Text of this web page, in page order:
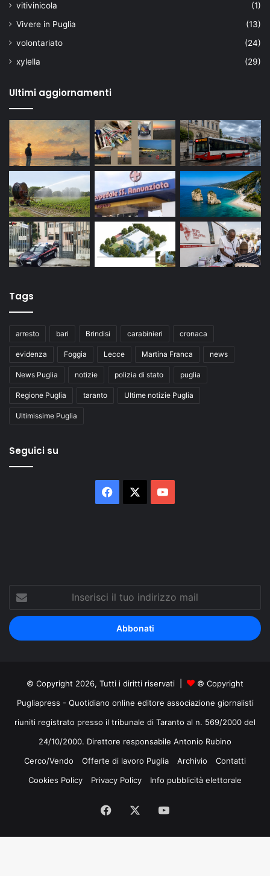
vitivinicola
(1)
Vivere in Puglia
(13)
volontariato
(24)
xylella
(29)
Ultimi aggiornamenti
Tags
arresto bari Brindisi carabinieri cronaca
evidenza Foggia Lecce Martina Franca news
News Puglia notizie polizia di stato puglia
Regione Puglia taranto Ultime notizie Puglia
Ultimissime Puglia
Seguici su
Facebook
tuo
indirizzo
mail
© Copyright 2026, Tutti i diritti riservati |
© Copyright
Pugliapress - Quotidiano online editore associazione giornalisti
riuniti registrato presso il tribunale di Taranto al n. 569/2000 del
24/10/2000. Direttore responsabile Antonio Rubino
Cerco/Vendo
Offerte di lavoro Puglia Archivio
Contatti
Cookies Policy
Privacy Policy Info pubblicità elettorale
Facebook
Tube